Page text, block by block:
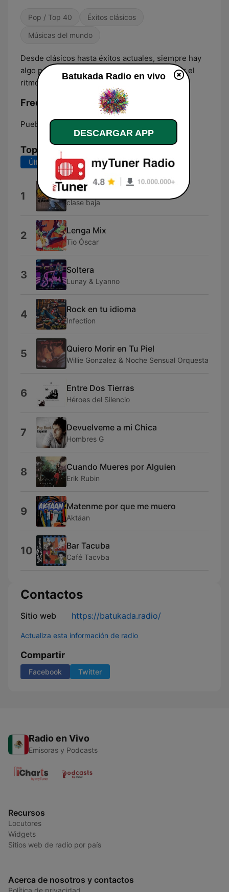
Pop / Top 40 Éxitos clásicos
Músicas del mundo
Desde clásicos hasta éxitos actuales, siempre hay
algo para ti. ¡Escucha ahora y déjate llevar por el
ritmo!
Frecuencias Batukada Radio:
Puebla de Zaragoza:
Top Canciones
Últimos 7 días Últimos 30 días
1 Sensacion
clase baja
2 Lenga Mix
Tio Óscar
3 Soltera
Lunay & Lyanno
4 Rock en tu idioma
Infection
5 Quiero Morir en Tu Piel
Willie Gonzalez & Noche Sensual Orquesta
6 Entre Dos Tierras
Héroes del Silencio
7 Devuelveme a mi Chica
Hombres G
8 Cuando Mueres por Alguien
Erik Rubin
9 Matenme por que me muero
Aktáan
10 Bar Tacuba
Café Tacvba
Contactos
Sitio web https://batukada.radio/
Actualiza esta información de radio
Compartir
Facebook Twitter
Radio en Vivo
Emisoras y Podcasts
Recursos
Locutores
Widgets
Sitios web de radio por país
Acerca de nosotros y contactos
Política de privacidad
Batukada Radio en vivo
DESCARGAR APP